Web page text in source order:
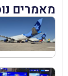
מאמרים